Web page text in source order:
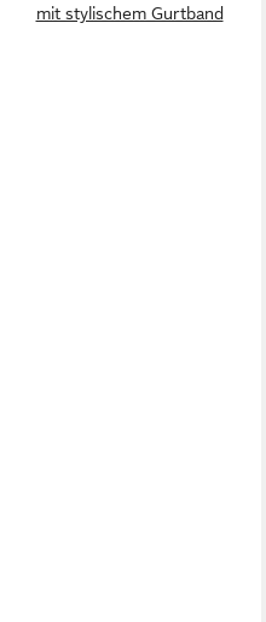
mit stylischem Gurtband